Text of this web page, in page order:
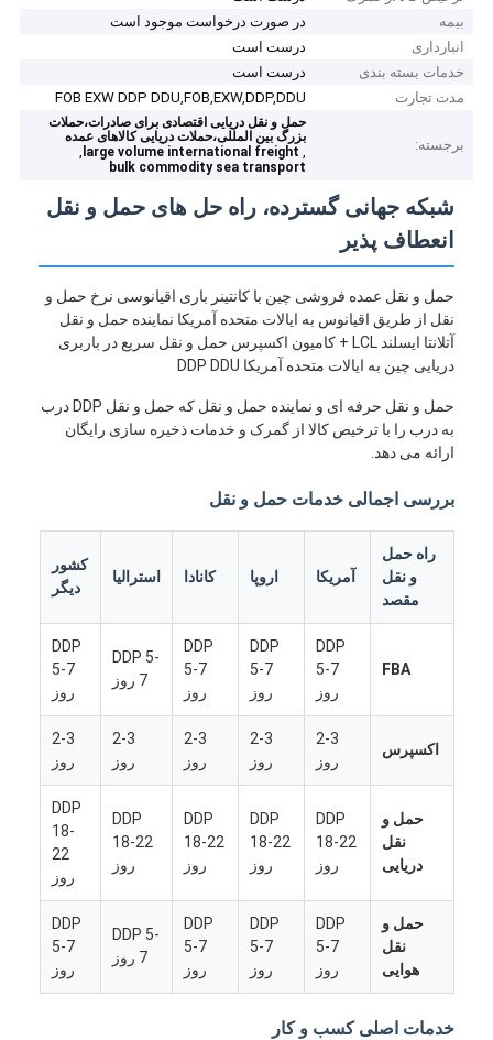
بیمه
در صورت درخواست موجود است
انبارداری
درست است
خدمات بسته بندی
درست است
مدت تجارت
FOB EXW DDP DDU,FOB,EXW,DDP,DDU
برجسته:
حمل و نقل دریایی اقتصادی برای صادرات،حملات
بزرگ بین المللی،حملات دریایی کالاهای عمده
,
large volume international freight
,
bulk commodity sea transport
شبکه جهانی گسترده، راه حل های حمل و نقل
انعطاف پذیر
حمل و نقل عمده فروشی چین با کانتینر باری اقیانوسی نرخ حمل و
نقل از طریق اقیانوس به ایالات متحده آمریکا نماینده حمل و نقل
آتلانتا ایسلند LCL + کامیون اکسپرس حمل و نقل سریع در باربری
دریایی چین به ایالات متحده آمریکا DDP DDU
حمل و نقل حرفه ای و نماینده حمل و نقل که حمل و نقل DDP درب
به درب را با ترخیص کالا از گمرک و خدمات ذخیره سازی رایگان
ارائه می دهد.
بررسی اجمالی خدمات حمل و نقل
راه حمل
و نقل
مقصد
آمریکا اروپا کانادا استرالیا
کشور
دیگر
FBA
DDP
5-7
روز
DDP
5-7
روز
DDP
5-7
روز
DDP 5-
7 روز
DDP
5-7
روز
اکسپرس
2-3
روز
2-3
روز
2-3
روز
2-3
روز
2-3
روز
حمل و
نقل
دریایی
DDP
18-22
روز
DDP
18-22
روز
DDP
18-22
روز
DDP
18-22
روز
DDP
18-
22
روز
حمل و
نقل
هوایی
DDP
5-7
روز
DDP
5-7
روز
DDP
5-7
روز
DDP 5-
7 روز
DDP
5-7
روز
خدمات اصلی کسب و کار